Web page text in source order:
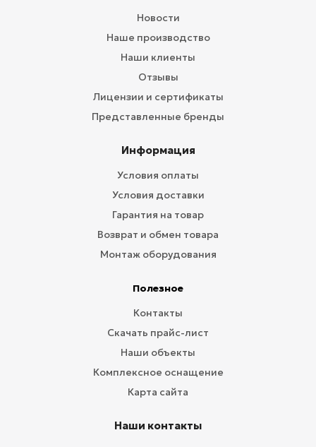
Новости
Наше производство
Наши клиенты
Отзывы
Лицензии и сертификаты
Представленные бренды
Информация
Условия оплаты
Условия доставки
Гарантия на товар
Возврат и обмен товара
Монтаж оборудования
Полезное
Контакты
Скачать прайс-лист
Наши объекты
Комплексное оснащение
Карта сайта
Наши контакты